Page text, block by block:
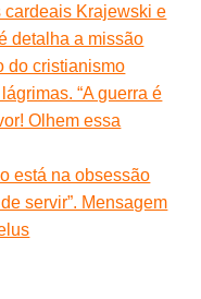
cardeais Krajewski e
detalha a missão
do cristianismo
“A guerra é
Olhem essa
está na obsessão
servir”. Mensagem